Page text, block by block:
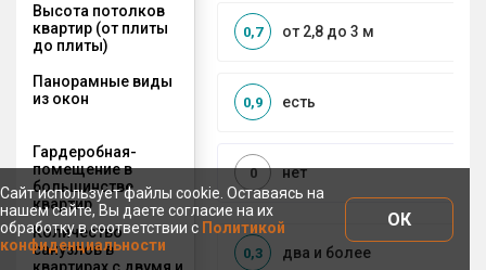
Высота потолков
квартир (от плиты
до плиты)
от 2,8 до 3 м
0,7
Панорамные виды
из окон
есть
0,9
Гардеробная-
помещение в
большинстве
квартир
нет
0
Количество
санузлов в
квартирах с двумя и
два и более
0,3
Сайт использует файлы cookie. Оставаясь на
нашем сайте, Вы даете согласие на их
обработку в соответствии с Политикой
конфиденциальности
ОК